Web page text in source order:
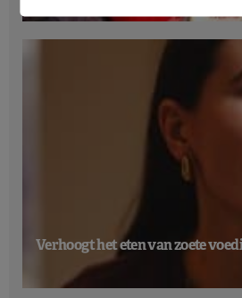
Verhoogt het eten van zoete